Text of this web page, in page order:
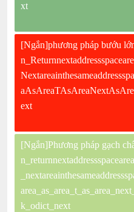
xt
[Ngắn]phương pháp bướu
ext
[Ngắn]Phương pháp gạch
k_odict_next